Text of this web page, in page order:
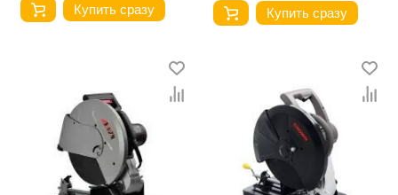
Купить сразу
Купить сразу